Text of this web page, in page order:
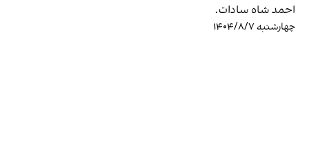
احمد شاه سادات.
چهارشنبه ۱۴۰۴/۸/۷